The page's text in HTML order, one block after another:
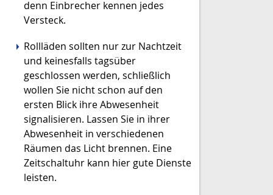
denn Einbrecher kennen jedes
Versteck.
Rollläden sollten nur zur Nachtzeit
und keinesfalls tagsüber
geschlossen werden, schließlich
wollen Sie nicht schon auf den
ersten Blick ihre Abwesenheit
signalisieren. Lassen Sie in ihrer
Abwesenheit in verschiedenen
Räumen das Licht brennen. Eine
Zeitschaltuhr kann hier gute Dienste
leisten.